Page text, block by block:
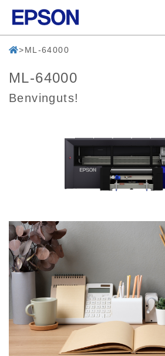
ML-64000
ML-64000
Benvinguts!